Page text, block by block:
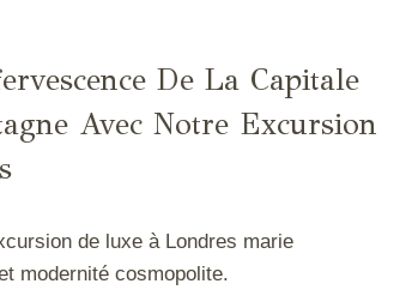
De La Capitale
Avec Notre Excursion
de luxe à Londres marie
modernité cosmopolite.